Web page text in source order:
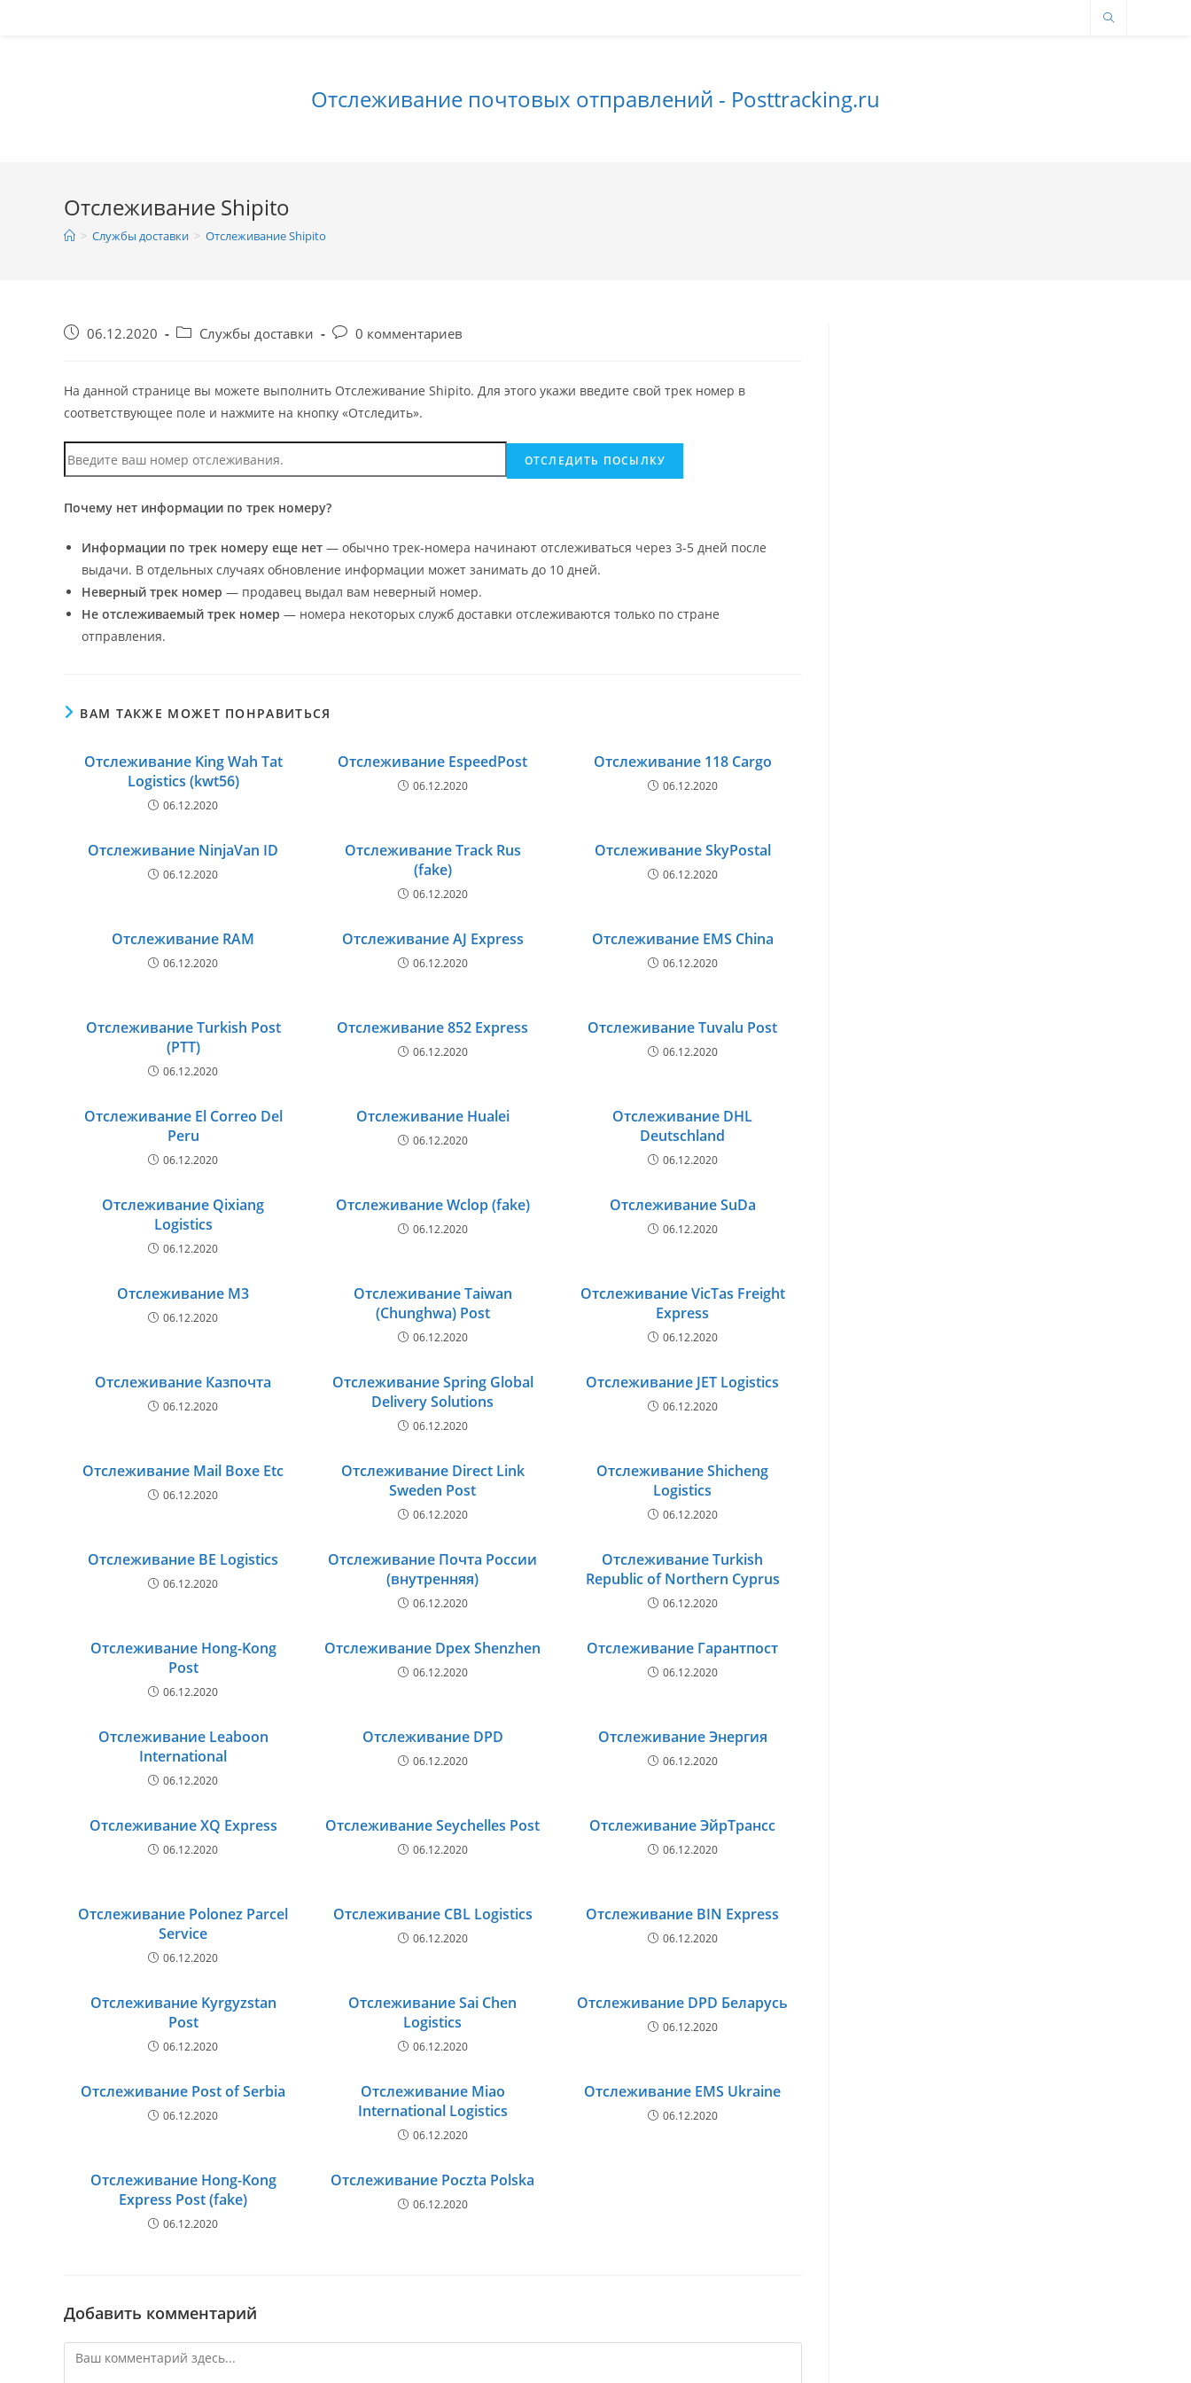
Отслеживание почтовых отправлений - Posttracking.ru
Отслеживание Shipito
> Службы доставки > Отслеживание Shipito
Запись06.12.2020
РубрикаСлужбы доставки
Комментарии
0 комментариев
На данной странице вы можете выполнить Отслеживание Shipito. Для этого укажи введите свой трек номер в
соответствующее поле и нажмите на кнопку «Отследить».
Почему нет информации по трек номеру?
Информации по трек номеру еще нет — обычно трек-номера начинают отслеживаться через 3-5 дней после
выдачи. В отдельных случаях обновление информации может занимать до 10 дней.
Неверный трек номер — продавец выдал вам неверный номер.
Не отслеживаемый трек номер — номера некоторых служб доставки отслеживаются только по стране
отправления.
ВАМ ТАКЖЕ МОЖЕТ ПОНРАВИТЬСЯ
Отслеживание King Wah Tat
Logistics (kwt56)
06.12.2020
Отслеживание EspeedPost
06.12.2020
Отслеживание 118 Cargo
06.12.2020
Отслеживание NinjaVan ID
06.12.2020
Отслеживание Track Rus
(fake)
06.12.2020
Отслеживание SkyPostal
06.12.2020
Отслеживание RAM
06.12.2020
Отслеживание AJ Express
06.12.2020
Отслеживание EMS China
06.12.2020
Отслеживание Turkish Post
(PTT)
06.12.2020
Отслеживание 852 Express
06.12.2020
Отслеживание Tuvalu Post
06.12.2020
Отслеживание El Correo Del
Peru
06.12.2020
Отслеживание Hualei
06.12.2020
Отслеживание DHL
Deutschland
06.12.2020
Отслеживание Qixiang
Logistics
06.12.2020
Отслеживание Wclop (fake)
06.12.2020
Отслеживание SuDa
06.12.2020
Отслеживание M3
06.12.2020
Отслеживание Taiwan
(Chunghwa) Post
06.12.2020
Отслеживание VicTas Freight
Express
06.12.2020
Отслеживание Казпочта
06.12.2020
Отслеживание Spring Global
Delivery Solutions
06.12.2020
Отслеживание JET Logistics
06.12.2020
Отслеживание Mail Boxe Etc
06.12.2020
Отслеживание Direct Link
Sweden Post
06.12.2020
Отслеживание Shicheng
Logistics
06.12.2020
Отслеживание BE Logistics
06.12.2020
Отслеживание Почта России
(внутренняя)
06.12.2020
Отслеживание Turkish
Republic of Northern Cyprus
06.12.2020
Отслеживание Hong-Kong
Post
06.12.2020
Отслеживание Dpex Shenzhen
06.12.2020
Отслеживание Гарантпост
06.12.2020
Отслеживание Leaboon
International
06.12.2020
Отслеживание DPD
06.12.2020
Отслеживание Энергия
06.12.2020
Отслеживание XQ Express
06.12.2020
Отслеживание Seychelles Post
06.12.2020
Отслеживание ЭйрТрансс
06.12.2020
Отслеживание Polonez Parcel
Service
06.12.2020
Отслеживание CBL Logistics
06.12.2020
Отслеживание BIN Express
06.12.2020
Отслеживание Kyrgyzstan
Post
06.12.2020
Отслеживание Sai Chen
Logistics
06.12.2020
Отслеживание DPD Беларусь
06.12.2020
Отслеживание Post of Serbia
06.12.2020
Отслеживание Miao
International Logistics
06.12.2020
Отслеживание EMS Ukraine
06.12.2020
Отслеживание Hong-Kong
Express Post (fake)
06.12.2020
Отслеживание Poczta Polska
06.12.2020
Добавить комментарий
Комментарий